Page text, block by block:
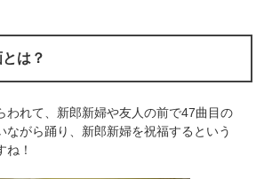
は？
われて、新郎新婦や友人の前で47曲目の
ながら踊り、新郎新婦を祝福するという
ね！